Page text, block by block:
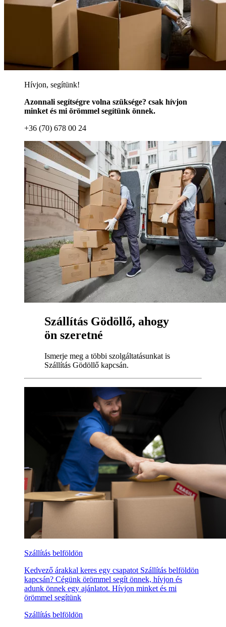
Hívjon, segítünk!
Azonnali segítségre volna szüksége? csak hívjon
minket és mi örömmel segítünk önnek.
+36 (70) 678 00 24
Szállítás Gödöllő, ahogy
ön szeretné
Ismerje meg a többi szolgáltatásunkat is
Szállítás Gödöllő kapcsán.
Szállítás belföldön
Kedvező árakkal keres egy csapatot Szállítás belföldön
kapcsán? Cégünk örömmel segít önnek, hívjon és
adunk önnek egy ajánlatot. Hívjon minket és mi
örömmel segítünk
Szállítás belföldön